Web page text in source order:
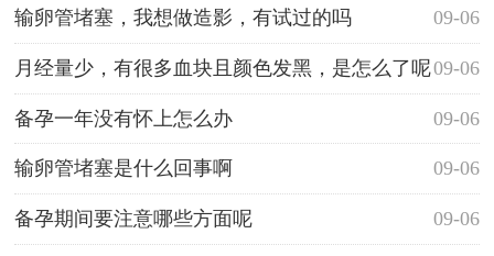
09-06
输卵管堵塞，我想做造影，有试过的吗
09-06
月经量少，有很多血块且颜色发黑，是怎么了呢
09-06
备孕一年没有怀上怎么办
09-06
输卵管堵塞是什么回事啊
09-06
备孕期间要注意哪些方面呢